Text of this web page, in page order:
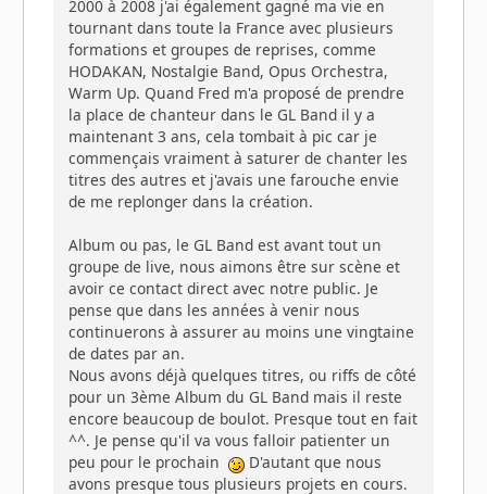
2000 à 2008 j'ai également gagné ma vie en
tournant dans toute la France avec plusieurs
formations et groupes de reprises, comme
HODAKAN, Nostalgie Band, Opus Orchestra,
Warm Up. Quand Fred m'a proposé de prendre
la place de chanteur dans le GL Band il y a
maintenant 3 ans, cela tombait à pic car je
commençais vraiment à saturer de chanter les
titres des autres et j'avais une farouche envie
de me replonger dans la création.
Album ou pas, le GL Band est avant tout un
groupe de live, nous aimons être sur scène et
avoir ce contact direct avec notre public. Je
pense que dans les années à venir nous
continuerons à assurer au moins une vingtaine
de dates par an.
Nous avons déjà quelques titres, ou riffs de côté
pour un 3ème Album du GL Band mais il reste
encore beaucoup de boulot. Presque tout en fait
^^. Je pense qu'il va vous falloir patienter un
peu pour le prochain
D'autant que nous
avons presque tous plusieurs projets en cours.